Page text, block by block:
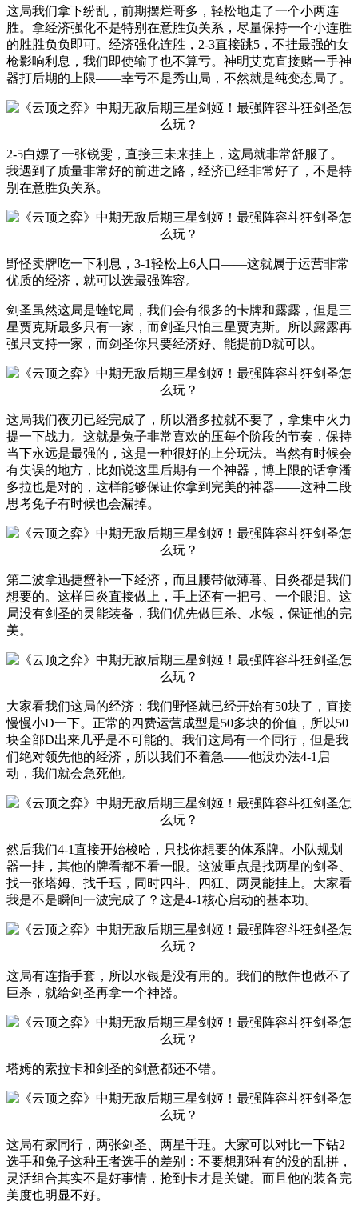
这局我们拿下纷乱，前期摆烂哥多，轻松地走了一个小两连
胜。拿经济强化不是特别在意胜负关系，尽量保持一个小连胜
的胜胜负负即可。经济强化连胜，2-3直接跳5，不挂最强的女
枪影响利息，我们即使输了也不算亏。神明艾克直接赌一手神
器打后期的上限——幸亏不是秀山局，不然就是纯变态局了。
2-5白嫖了一张锐雯，直接三未来挂上，这局就非常舒服了。
我遇到了质量非常好的前进之路，经济已经非常好了，不是特
别在意胜负关系。
野怪卖牌吃一下利息，3-1轻松上6人口——这就属于运营非常
优质的经济，就可以选最强阵容。
剑圣虽然这局是蝰蛇局，我们会有很多的卡牌和露露，但是三
星贾克斯最多只有一家，而剑圣只怕三星贾克斯。所以露露再
强只支持一家，而剑圣你只要经济好、能提前D就可以。
这局我们夜刃已经完成了，所以潘多拉就不要了，拿集中火力
提一下战力。这就是兔子非常喜欢的压每个阶段的节奏，保持
当下永远是最强的，这是一种很好的上分玩法。当然有时候会
有失误的地方，比如说这里后期有一个神器，博上限的话拿潘
多拉也是对的，这样能够保证你拿到完美的神器——这种二段
思考兔子有时候也会漏掉。
第二波拿迅捷蟹补一下经济，而且腰带做薄暮、日炎都是我们
想要的。这样日炎直接做上，手上还有一把弓、一个眼泪。这
局没有剑圣的灵能装备，我们优先做巨杀、水银，保证他的完
美。
大家看我们这局的经济：我们野怪就已经开始有50块了，直接
慢慢小D一下。正常的四费运营成型是50多块的价值，所以50
块全部D出来几乎是不可能的。我们这局有一个同行，但是我
们绝对领先他的经济，所以我们不着急——他没办法4-1启
动，我们就会急死他。
然后我们4-1直接开始梭哈，只找你想要的体系牌。小队规划
器一挂，其他的牌看都不看一眼。这波重点是找两星的剑圣、
找一张塔姆、找千珏，同时四斗、四狂、两灵能挂上。大家看
我是不是瞬间一波完成了？这是4-1核心启动的基本功。
这局有连指手套，所以水银是没有用的。我们的散件也做不了
巨杀，就给剑圣再拿一个神器。
塔姆的索拉卡和剑圣的剑意都还不错。
这局有家同行，两张剑圣、两星千珏。大家可以对比一下钻2
选手和兔子这种王者选手的差别：不要想那种有的没的乱拼，
灵活组合其实不是好事情，抢到卡才是关键。而且他的装备完
美度也明显不好。